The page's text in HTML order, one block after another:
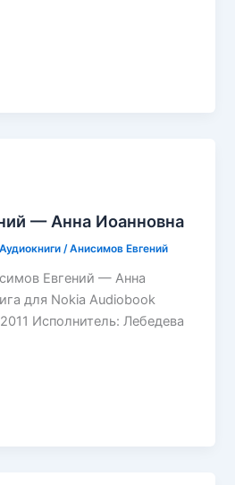
— Анна Иоанновна
Аудиокниги /Анисимов Евгений
Евгений — Анна
для Nokia Audiobook
Исполнитель: Лебедева